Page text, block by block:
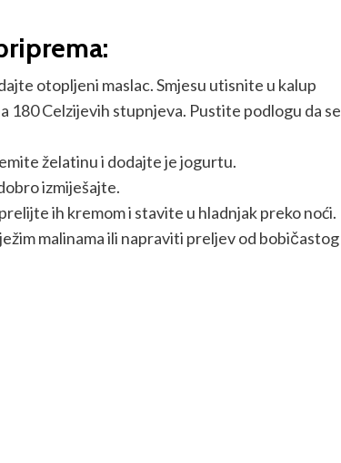
otopljeni maslac. Smjesu utisnite u kalup
180 Celzijevih stupnjeva. Pustite podlogu da se
želatinu i dodajte je jogurtu.
izmiješajte.
ih kremom i stavite u hladnjak preko noći.
malinama ili napraviti preljev od bobičastog